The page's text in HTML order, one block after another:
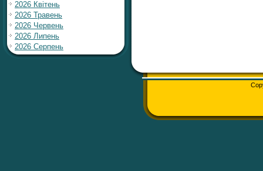
2026 Квітень
2026 Травень
2026 Червень
2026 Липень
2026 Серпень